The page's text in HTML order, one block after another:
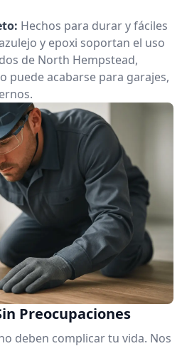
Hechos para durar y fáciles
y epoxi soportan el uso
de North Hempstead,
puede acabarse para garajes,
Preocupaciones
deben complicar tu vida. Nos